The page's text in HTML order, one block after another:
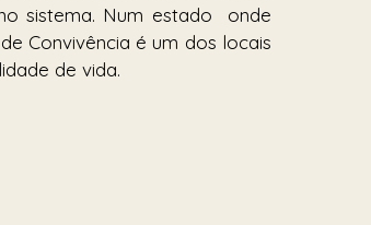
sistema. Num estado  onde
Convivência é um dos locais
de vida.